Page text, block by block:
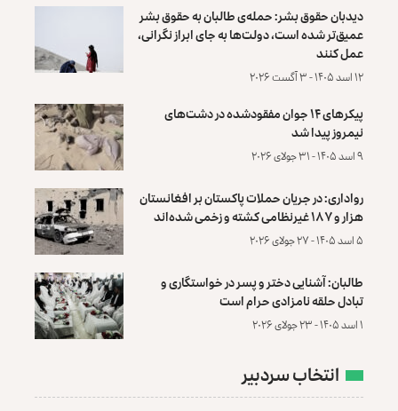
دیدبان حقوق بشر: حمله‌ی طالبان به حقوق بشر
عمیق‌تر شده است، دولت‌ها به جای ابراز نگرانی،
عمل کنند
۱۲ اسد ۱۴۰۵ - ۳ آگست ۲۰۲۶
پیکرهای ۱۴ جوان مفقودشده در دشت‌های
نیمروز پیدا شد
۹ اسد ۱۴۰۵ - ۳۱ جولای ۲۰۲۶
رواداری: در جریان حملات پاکستان بر افغانستان
هزار و ۱۸۷ غیرنظامی کشته و زخمی شده‌اند
۵ اسد ۱۴۰۵ - ۲۷ جولای ۲۰۲۶
طالبان: آشنایی دختر و پسر در خواستگاری و
تبادل حلقه نامزادی حرام است
۱ اسد ۱۴۰۵ - ۲۳ جولای ۲۰۲۶
انتخاب سردبیر